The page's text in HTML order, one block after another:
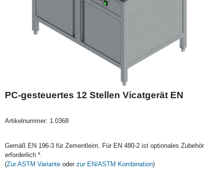
PC-gesteuertes 12 Stellen Vicatgerät EN
Artikelnummer: 1.0368
Gemäß EN 196-3 für Zementleim. Für EN 480-2 ist optionales Zubehör
erforderlich *.
(Zur ASTM Variante oder zur EN/ASTM Kombination)